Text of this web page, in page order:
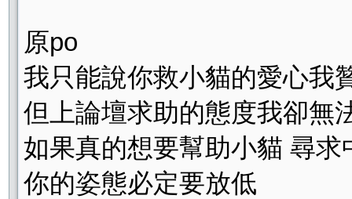
原po
我只能說你救小貓的愛心我
但上論壇求助的態度我卻無
如果真的想要幫助小貓 尋求
你的姿態必定要放低